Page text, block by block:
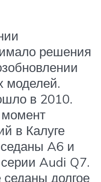
решения
моделей.
в 2010.
в Калуге
A6 и
Audi Q7.
седаны долгое